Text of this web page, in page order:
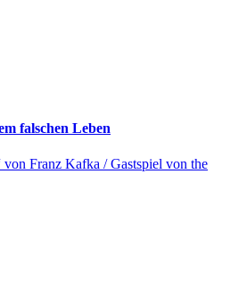
falschen Leben
Franz Kafka / Gastspiel von the